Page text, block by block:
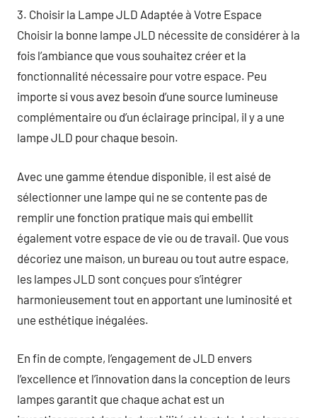
3. Choisir la Lampe JLD Adaptée à Votre Espace
Choisir la bonne lampe JLD nécessite de considérer à la
fois l’ambiance que vous souhaitez créer et la
fonctionnalité nécessaire pour votre espace. Peu
importe si vous avez besoin d’une source lumineuse
complémentaire ou d’un éclairage principal, il y a une
lampe JLD pour chaque besoin.
Avec une gamme étendue disponible, il est aisé de
sélectionner une lampe qui ne se contente pas de
remplir une fonction pratique mais qui embellit
également votre espace de vie ou de travail. Que vous
décoriez une maison, un bureau ou tout autre espace,
les lampes JLD sont conçues pour s’intégrer
harmonieusement tout en apportant une luminosité et
une esthétique inégalées.
En fin de compte, l’engagement de JLD envers
l’excellence et l’innovation dans la conception de leurs
lampes garantit que chaque achat est un